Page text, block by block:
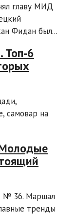
главу МИД
Фидан был...
Топ-6
самовар на
№ 36. Маршал
тренды